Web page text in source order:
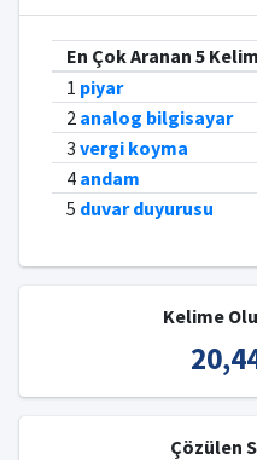
En Çok Aranan 5
1 piyar
2 analog bilgisayar
3 vergi koyma
4 andam
5 duvar duyurusu
Kelime
Çözülen